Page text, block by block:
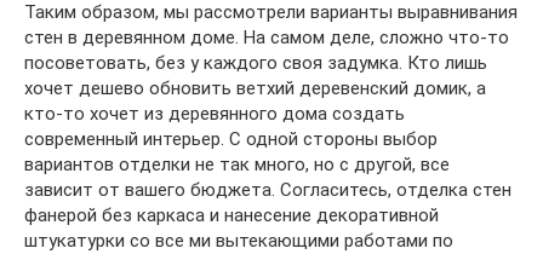
Таким образом, мы рассмотрели варианты выравнивания
стен в деревянном доме. На самом деле, сложно что-то
посоветовать, без у каждого своя задумка. Кто лишь
хочет дешево обновить ветхий деревенский домик, а
кто-то хочет из деревянного дома создать
современный интерьер. С одной стороны выбор
вариантов отделки не так много, но с другой, все
зависит от вашего бюджета. Согласитесь, отделка стен
фанерой без каркаса и нанесение декоративной
штукатурки со все ми вытекающими работами по